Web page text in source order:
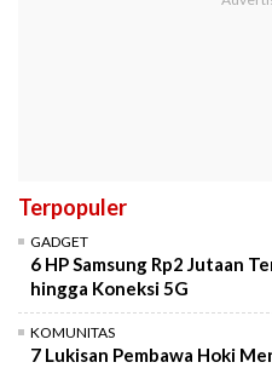
Terpopuler
GADGET
6 HP Samsung Rp2 Jutaan
hingga Koneksi 5G
KOMUNITAS
7 Lukisan Pembawa Hoki